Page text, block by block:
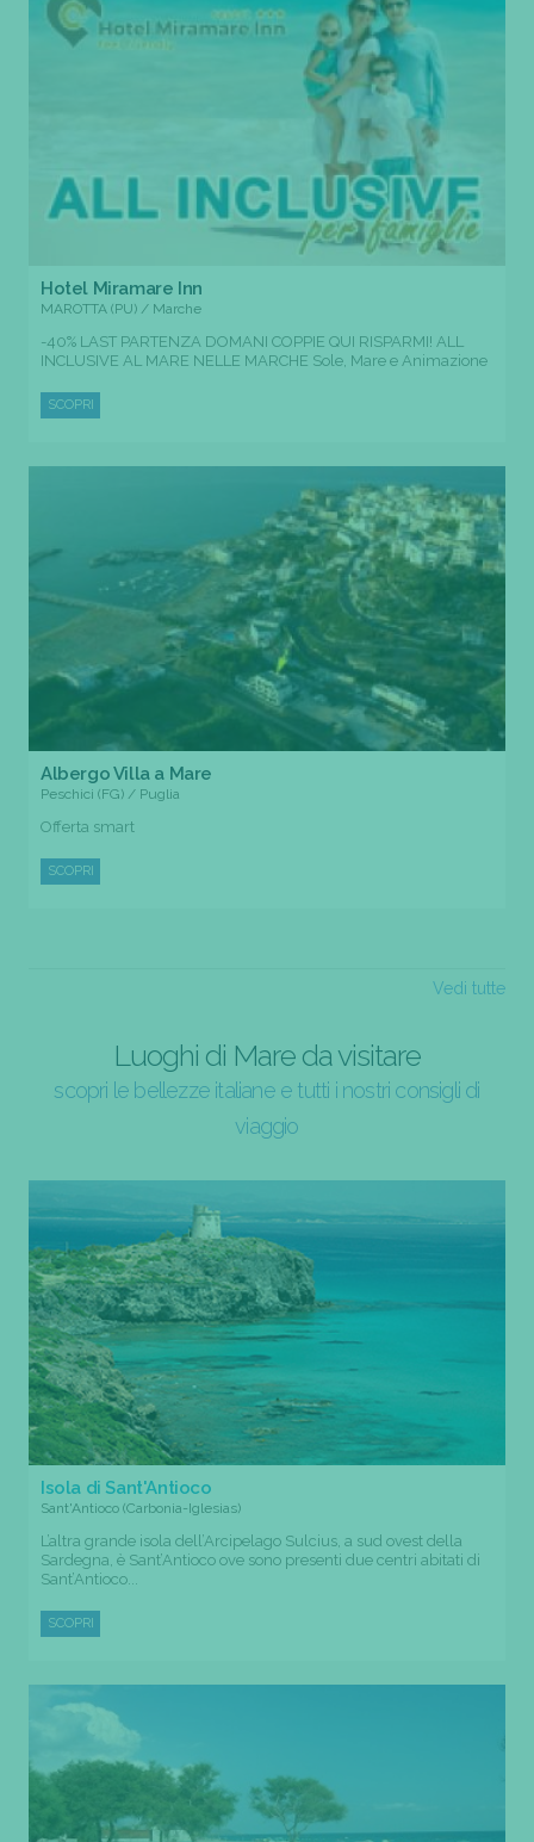
Hotel Miramare Inn
MAROTTA (PU) / Marche
-40% LAST PARTENZA DOMANI COPPIE QUI RISPARMI! ALL
INCLUSIVE AL MARE NELLE MARCHE Sole, Mare e Animazione
SCOPRI
Albergo Villa a Mare
Peschici (FG) / Puglia
Offerta smart
SCOPRI
Vedi tutte
Luoghi di Mare da visitare
scopri le bellezze italiane e tutti i nostri consigli di
viaggio
Isola di Sant'Antioco
Sant'Antioco (Carbonia-Iglesias)
L’altra grande isola dell’Arcipelago Sulcius, a sud ovest della
Sardegna, è Sant’Antioco ove sono presenti due centri abitati di
Sant’Antioco...
SCOPRI